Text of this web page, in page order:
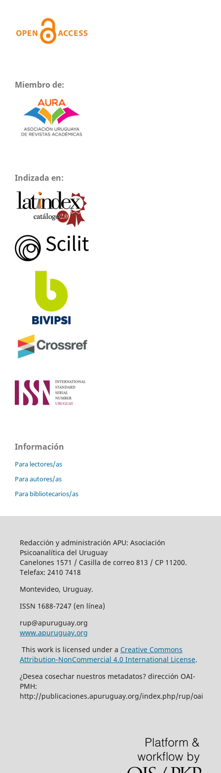
Miembro de:
Indizada en:
Información
Para lectores/as
Para autores/as
Para bibliotecarios/as
Redacción y administración APU: Asociación
Psicoanalítica del Uruguay
Canelones 1571 / Casilla de correo 813 / CP 11200.
Telefax: 2410 7418
Montevideo, Uruguay.
ISSN 1688-7247 (en línea)
rup@apuruguay.org
www.apuruguay.org
This work is licensed under a Creative Commons
Attribution-NonCommercial 4.0 International License.
¿Desea cosechar nuestros metadatos? dirección OAI-
PMH:
http://publicaciones.apuruguay.org/index.php/rup/oai